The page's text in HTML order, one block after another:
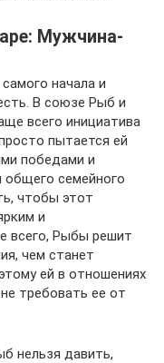
Mужчинa-
начала и
В союзе Рыб и
всего инициатива
пытается ей
победами и
общего семейного
чтобы этот
и
всего, Рыбы решит
чем станет
ей в отношениях
требовать ее от
нельзя давить,